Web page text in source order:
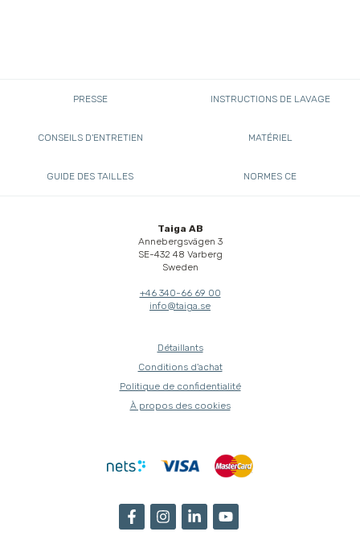
PRESSE INSTRUCTIONS DE LAVAGE
CONSEILS D'ENTRETIEN MATÉRIEL
GUIDE DES TAILLES NORMES CE
Taiga AB
Annebergsvägen 3
SE-432 48 Varberg
Sweden
+46 340-66 69 00
info@taiga.se
Détaillants
Conditions d'achat
Politique de confidentialité
À propos des cookies